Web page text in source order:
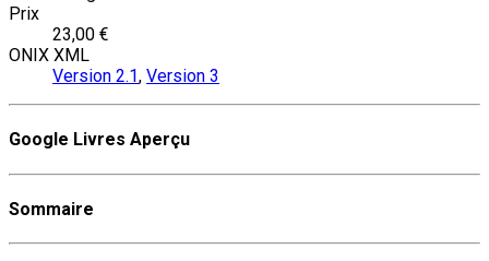
Prix
23,00 €
ONIX XML
Version 2.1, Version 3
Google Livres Aperçu
Sommaire